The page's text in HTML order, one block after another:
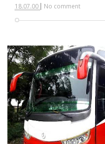
18.07.00 | No comment